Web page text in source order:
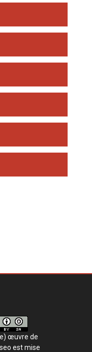
œuvre de
est mise